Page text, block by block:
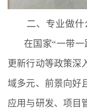
二、专业做什
在国家“一带
更新行动等政策深
域多元、前景向好
应用与研发、项目